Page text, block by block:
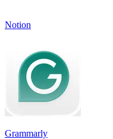
Notion
Grammarly